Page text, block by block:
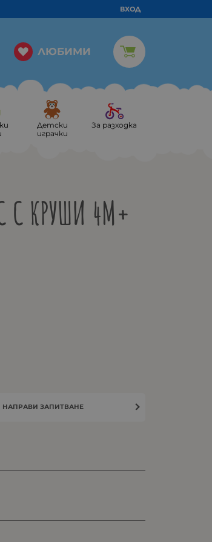
ВХОД
ЛЮБИМИ
Детски
играчки
За разходка
С КРУШИ 4М+
НАПРАВИ ЗАПИТВАНЕ